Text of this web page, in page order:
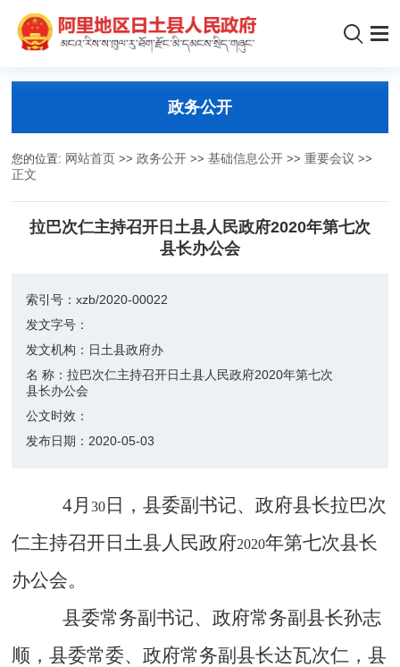
政务公开
您的位置: 网站首页 >>政务公开 >>基础信息公开 >>重要会议 >>
正文
拉巴次仁主持召开日土县人民政府2020年第七次
县长办公会
索引号：xzb/2020-00022
发文字号：
发文机构： 日土县政府办
名 称：拉巴次仁主持召开日土县人民政府2020年第七次
县长办公会
公文时效：
发布日期： 2020-05-03
4月30 日，县委副书记、政府县长拉巴次
仁主持召开日土县人民政府2020年第七次县长
办公会。
县委常务副书记、政府常务副县长孙志
顺，县委常委、政府常务副县长达瓦次仁，县